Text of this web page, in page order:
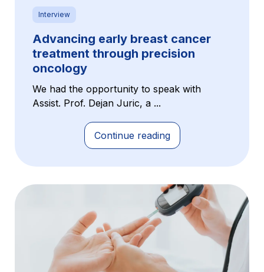
Interview
Advancing early breast cancer
treatment through precision
oncology
We had the opportunity to speak with
Assist. Prof. Dejan Juric, a ...
Continue reading